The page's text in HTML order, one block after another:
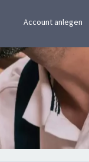
Account anlegen